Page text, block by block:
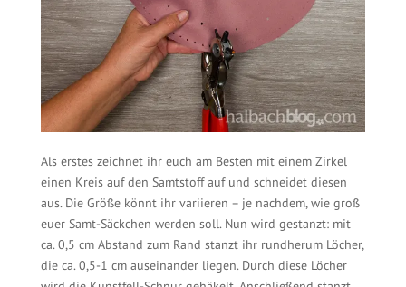
Als erstes zeichnet ihr euch am Besten mit einem Zirkel
einen Kreis auf den Samtstoff auf und schneidet diesen
aus. Die Größe könnt ihr variieren – je nachdem, wie groß
euer Samt-Säckchen werden soll. Nun wird gestanzt: mit
ca. 0,5 cm Abstand zum Rand stanzt ihr rundherum Löcher,
die ca. 0,5-1 cm auseinander liegen. Durch diese Löcher